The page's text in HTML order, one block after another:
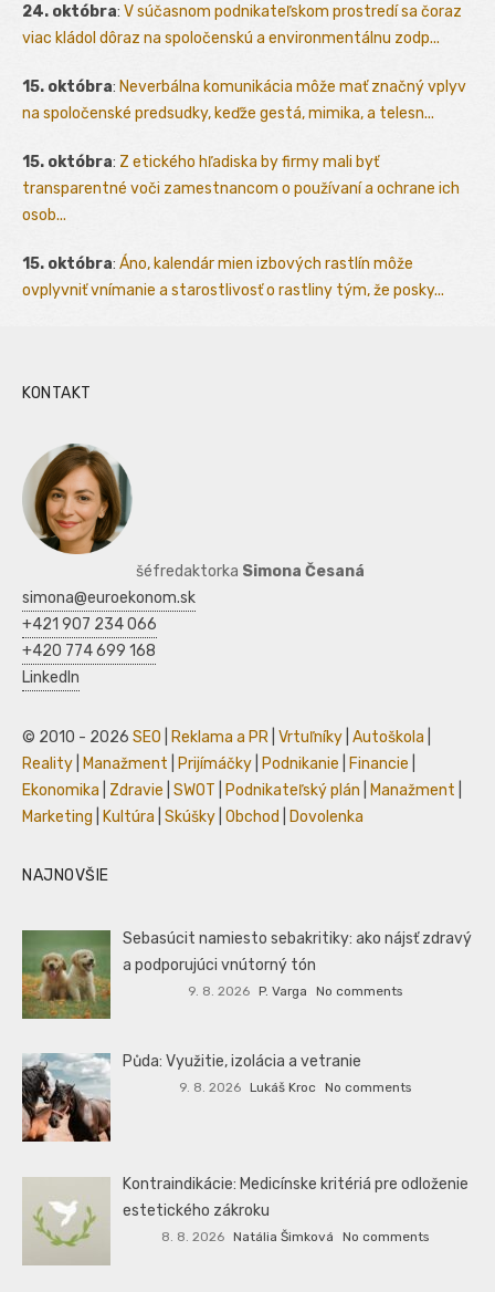
24. októbra: V súčasnom podnikateľskom prostredí sa čoraz
viac kládol dôraz na spoločenskú a environmentálnu zodp...
15. októbra: Neverbálna komunikácia môže mať značný vplyv
na spoločenské predsudky, keďže gestá, mimika, a telesn...
15. októbra: Z etického hľadiska by firmy mali byť
transparentné voči zamestnancom o používaní a ochrane ich
osob...
15. októbra: Áno, kalendár mien izbových rastlín môže
ovplyvniť vnímanie a starostlivosť o rastliny tým, že posky...
KONTAKT
šéfredaktorka Simona Česaná
simona@euroekonom.sk
+421 907 234 066
+420 774 699 168
LinkedIn
© 2010 - 2026 SEO Reklama a PR Vrtuľníky Autoškola
Reality
Manažment Prijímáčky Podnikanie Financie
Ekonomika
Zdravie SWOT Podnikateľský plán Manažment
Marketing
Kultúra Skúšky Obchod Dovolenka
NAJNOVŠIE
Sebasúcit namiesto sebakritiky: ako nájsť zdravý
a podporujúci vnútorný tón
9. 8. 2026 P. Varga No comments
Půda: Využitie, izolácia a vetranie
9. 8. 2026 Lukáš Kroc No comments
Kontraindikácie: Medicínske kritériá pre odloženie
estetického zákroku
8. 8. 2026 Natália Šimková No comments